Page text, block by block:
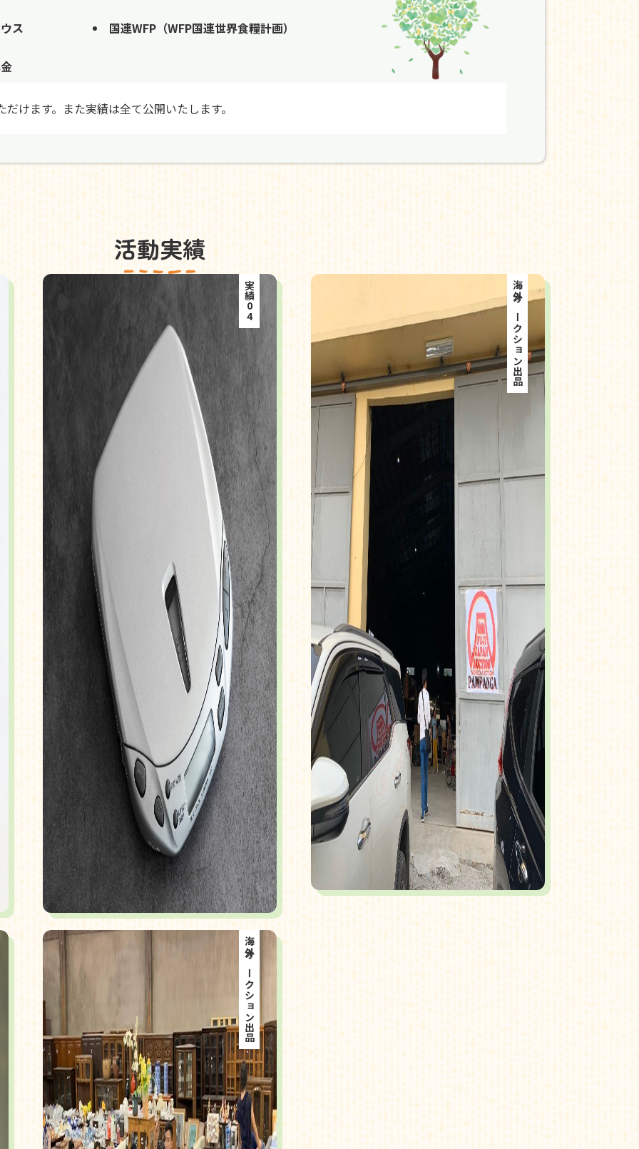
ス 国連WFP（WFP国連世界食糧計画）
けます。また実績は全て公開いたします。
活動実績
実績04 海外オークション出品
海外オークション出品